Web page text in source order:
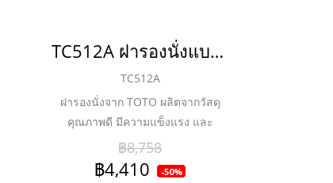
TC512A ฝารองนั่งแบบ Soft Close
TC512A
ฝารองนั่งจาก TOTO ผลิตจากวัสดุ
คุณภาพดี มีความแข็งแรง และ
ทนทานต่อการใช้งานนั่งสบาย พร้อม
ฟังก์ชัน SOFT CLOSE ที่ เปิด-ปิดได้
฿8,758
฿4,410 -50%